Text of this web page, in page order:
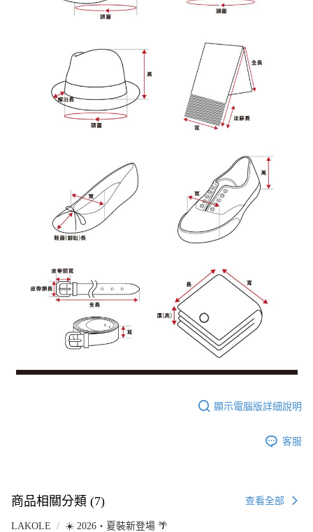
顯示電腦版詳細說明
客服
商品相關分類 (7) 查看全部
LAKOLE ☀️ 2026・夏裝新登場 🌴